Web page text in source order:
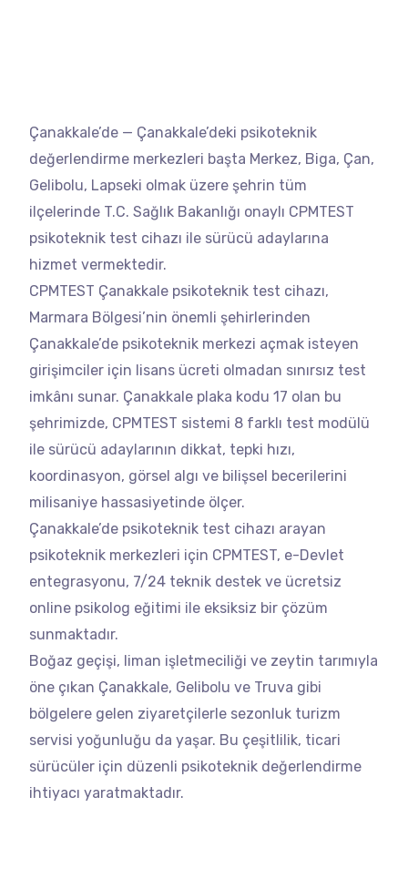
Çanakkale’de — Çanakkale’deki psikoteknik
değerlendirme merkezleri başta Merkez, Biga, Çan,
Gelibolu, Lapseki olmak üzere şehrin tüm
ilçelerinde T.C. Sağlık Bakanlığı onaylı CPMTEST
psikoteknik test cihazı ile sürücü adaylarına
hizmet vermektedir.
CPMTEST Çanakkale psikoteknik test cihazı,
Marmara Bölgesi’nin önemli şehirlerinden
Çanakkale’de psikoteknik merkezi açmak isteyen
girişimciler için lisans ücreti olmadan sınırsız test
imkânı sunar. Çanakkale plaka kodu 17 olan bu
şehrimizde, CPMTEST sistemi 8 farklı test modülü
ile sürücü adaylarının dikkat, tepki hızı,
koordinasyon, görsel algı ve bilişsel becerilerini
milisaniye hassasiyetinde ölçer.
Çanakkale’de psikoteknik test cihazı arayan
psikoteknik merkezleri için CPMTEST, e-Devlet
entegrasyonu, 7/24 teknik destek ve ücretsiz
online psikolog eğitimi ile eksiksiz bir çözüm
sunmaktadır.
Boğaz geçişi, liman işletmeciliği ve zeytin tarımıyla
öne çıkan Çanakkale, Gelibolu ve Truva gibi
bölgelere gelen ziyaretçilerle sezonluk turizm
servisi yoğunluğu da yaşar. Bu çeşitlilik, ticari
sürücüler için düzenli psikoteknik değerlendirme
ihtiyacı yaratmaktadır.